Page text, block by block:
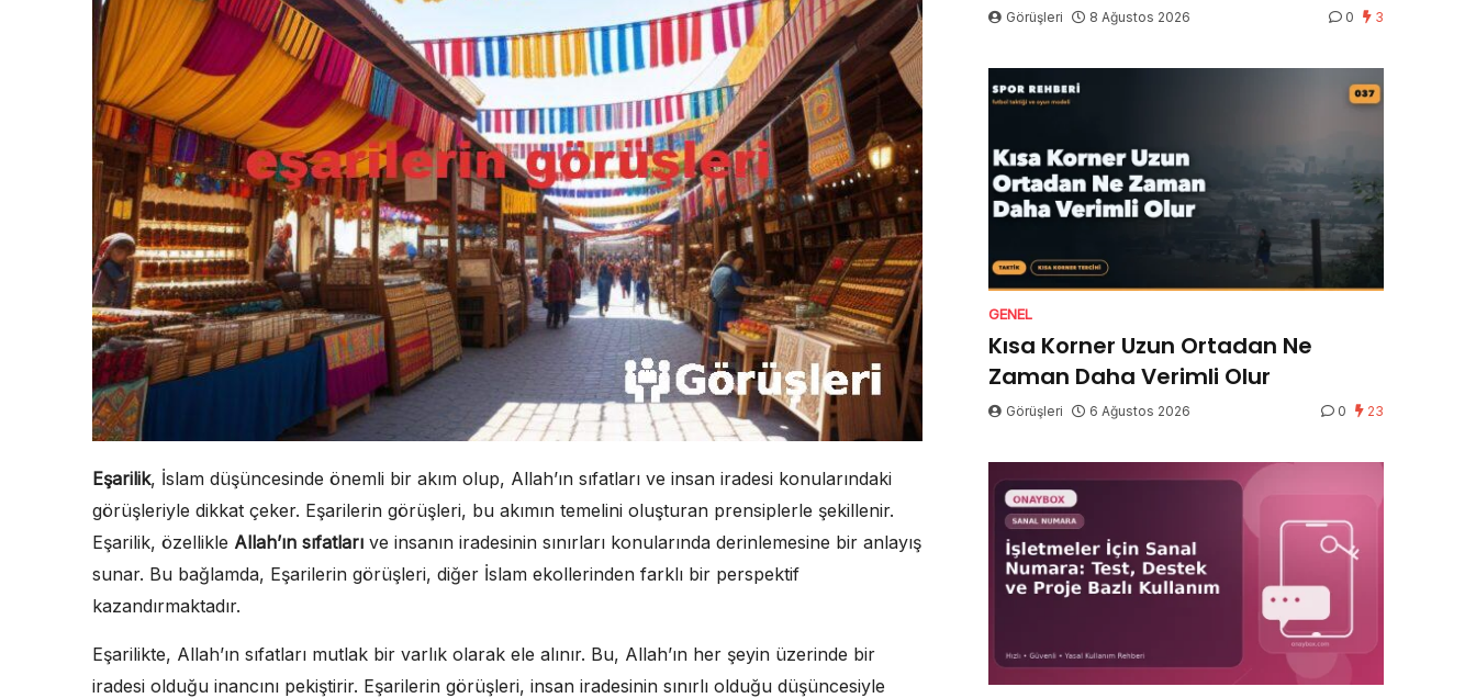
Eşarilik, İslam düşüncesinde önemli bir akım olup, Allah’ın sıfatları ve insan iradesi konularındaki
görüşleriyle dikkat çeker. Eşarilerin görüşleri, bu akımın temelini oluşturan prensiplerle şekillenir.
Eşarilik, özellikle Allah’ın sıfatları ve insanın iradesinin sınırları konularında derinlemesine bir anlayış
sunar. Bu bağlamda, Eşarilerin görüşleri, diğer İslam ekollerinden farklı bir perspektif
kazandırmaktadır.
Eşarilikte, Allah’ın sıfatları mutlak bir varlık olarak ele alınır. Bu, Allah’ın her şeyin üzerinde bir
iradesi olduğu inancını pekiştirir. Eşarilerin görüşleri, insan iradesinin sınırlı olduğu düşüncesiyle
Görüşleri 8 Ağustos 2026 0 3
GENEL
Kısa Korner Uzun Ortadan Ne
Zaman Daha Verimli Olur
Görüşleri 6 Ağustos 2026 0 23